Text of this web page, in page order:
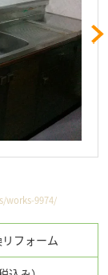
works-9974/
フォーム